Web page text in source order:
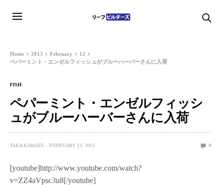
Home 2013 February
12
ペパーミント・エンゼルフィッシュがブルーハーバーさんに入荷
FISH
ペパーミント・エンゼルフィッシ
ュがブルーハーバーさんに入荷
TAKA KAMATA FEBRUARY 12, 2013 0
[youtube]http://www.youtube.com/watch?
v=ZZ4aVpsc3u8[/youtube]